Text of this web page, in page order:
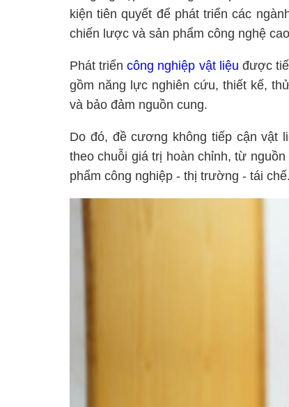
kiện tiên quyết để phát triển các
chiến lược và sản phẩm công nghệ
Phát triểncông nghiệp vật liệu được
gồm năng lực nghiên cứu, thiết kế,
và bảo đảm nguồn cung.
Do đó, đề cương không tiếp cận vật
theo chuỗi giá trị hoàn chỉnh, từ
phẩm công nghiệp - thị trường - tái chế.